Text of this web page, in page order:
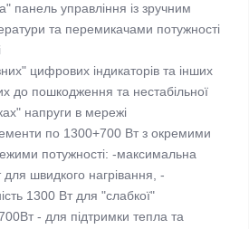
панель управління із зручним
та перемикачами потужності
цифрових індикаторів та інших
до пошкодження та нестабільної
напруги в мережі
по 1300+700 Вт з окремими
потужності: -максимальна
для швидкого нагрівання, -
1300 Вт для "слабкої"
- для підтримки тепла та